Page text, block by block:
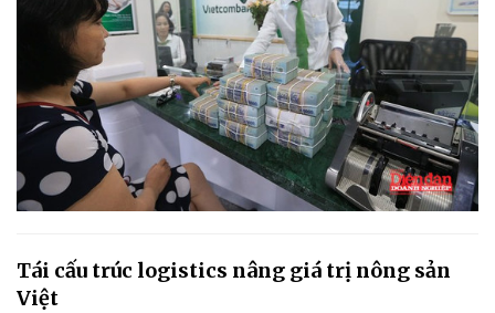
Tái cấu trúc logistics nâng giá trị nông sản
Việt